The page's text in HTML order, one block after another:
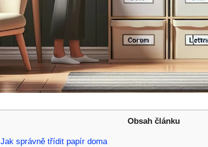
Obsah článku
Jak správně třídit papír doma